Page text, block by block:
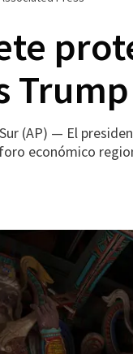
(AP) — El
económico